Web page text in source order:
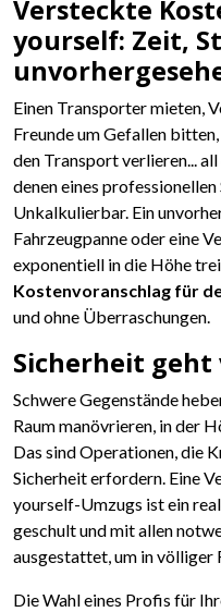
Versteckte
yourself: Zeit,
Einen Transporter mieten,
Freunde um Gefallen
den Transport verlieren...
denen eines
Unkalkulierbar. Ein
Fahrzeugpanne oder eine
exponentiell in die Höhe
Kostenvoranschlag für
und ohne Überraschungen.
Sicherheit geht
Schwere Gegenstände
Raum manövrieren, in der
Das sind Operationen, die
Sicherheit erfordern. Eine
yourself-Umzugs ist ein
geschult und mit allen
ausgestattet, um in völliger
Die Wahl eines Profis für